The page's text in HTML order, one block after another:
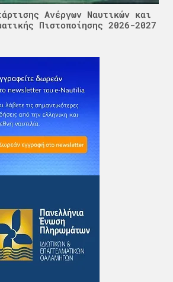
Ανέργων Ναυτικών και
Πιστοποίησης 2026-2027